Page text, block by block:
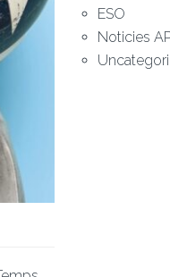
ESO
Noticies